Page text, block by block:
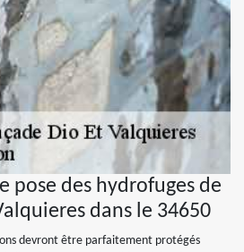
pose des hydrofuges de
dans le 34650
devront être parfaitement protégés